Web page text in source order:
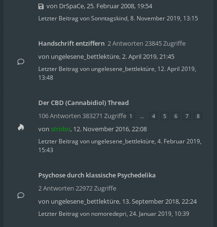
von DrSpaCe,25. Februar 2008, 19:54
Letzter Beitrag vonSonntagskind, 8. November 2019, 13:15
Handschrift entziffern 2 Antworten 23845 Zugriffe
von ungelesene_bettlektüre,2. April 2019, 21:45
Letzter Beitrag von ungelesene_bettlektüre, 12. April 2019,
13:48
Der CBD (Cannabidiol) Thread
106 Antworten 383271 Zugriffe 1 … 4 5 6 7 8
von strobo, 12. November 2016, 22:08
Letzter Beitrag von ungelesene_bettlektüre, 4. Februar 2019,
15:43
Psychose durch klassische Psychedelika
2 Antworten 22972 Zugriffe
von ungelesene_bettlektüre, 13. September 2018, 22:24
Letzter Beitrag von nomoredepri, 24. Januar 2019, 10:39